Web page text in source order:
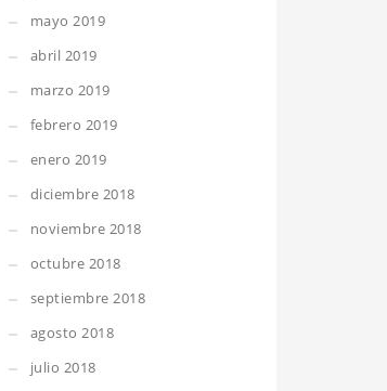
mayo 2019
abril 2019
marzo 2019
febrero 2019
enero 2019
diciembre 2018
noviembre 2018
octubre 2018
septiembre 2018
agosto 2018
julio 2018